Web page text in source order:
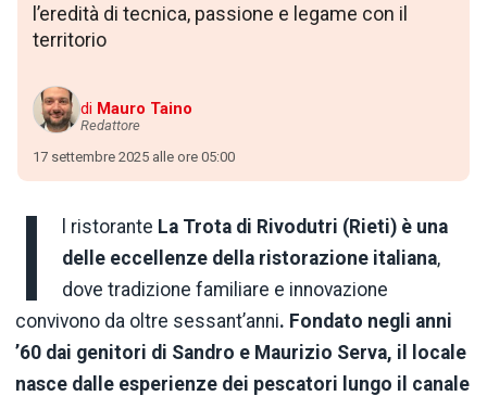
l’eredità di tecnica, passione e legame con il
territorio
di Mauro Taino
Redattore
17 settembre 2025 alle ore 05:00
I l ristorante La Trota di Rivodutri (Rieti) è una
delle eccellenze della ristorazione italiana,
dove tradizione familiare e innovazione
convivono da oltre sessant’anni. Fondato negli anni
’60 dai genitori di Sandro e Maurizio Serva, il locale
nasce dalle esperienze dei pescatori lungo il canale